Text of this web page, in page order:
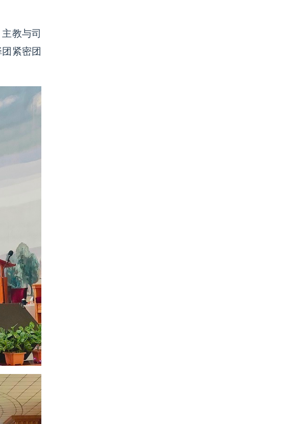
教与司
紧密团